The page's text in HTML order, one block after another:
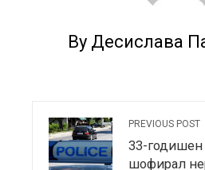
By Десислава
PREVIOUS POST
33-годишен
шофирал